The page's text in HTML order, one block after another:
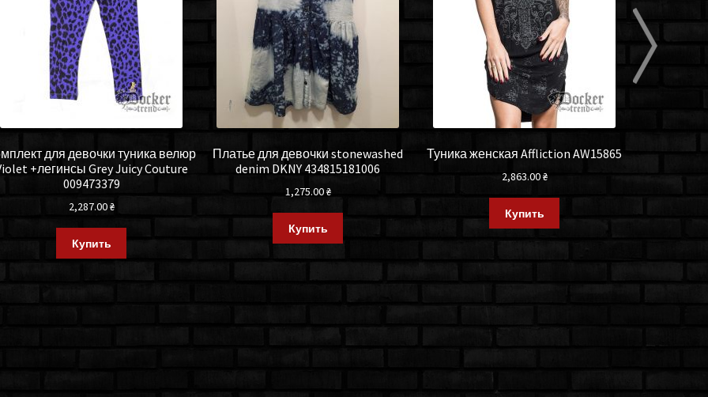
для девочки туника велюр
+легинсы Grey Juicy Couture
009473379
2,287.00₴
Купить
Платье для девочки stonewashed
denim DKNY 434815181006
1,275.00₴
Купить
Туника женская Affliction AW15865
2,863.00₴
Купить